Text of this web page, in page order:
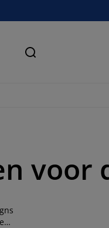
Zoeken
voor